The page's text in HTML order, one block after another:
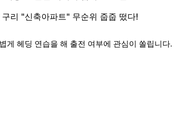
게 헤딩 연습을 해 출전 여부에 관심이 쏠립니다.